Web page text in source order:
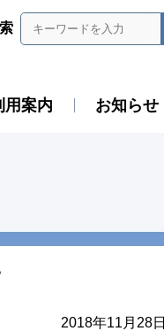
用案内 お知らせ
2018年11月28日